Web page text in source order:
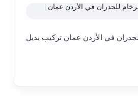
في الأردن عمان تركيب بديل